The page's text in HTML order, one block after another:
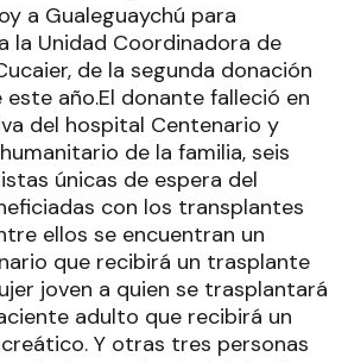
a Gualeguaychú para
la Unidad Coordinadora de
de la segunda donación
año.El donante falleció en
del hospital Centenario y
de la familia, seis
únicas de espera del
con los transplantes
ellos se encuentran un
que recibirá un trasplante
joven a quien se trasplantará
adulto que recibirá un
Y otras tres personas